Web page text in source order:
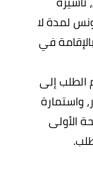
لمدة لا
بالإقامة في
الطلب إلى
لا تقل عن 6 شهور، واستمارة
الأولى